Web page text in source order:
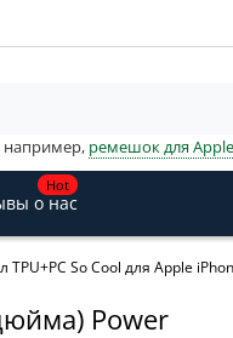
ремешок для
Hot
о нас
TPU+PC So Cool для Apple
Power